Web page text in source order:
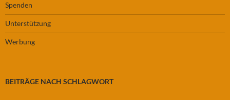
Spenden
Unterstützung
Werbung
BEITRÄGE NACH SCHLAGWORT